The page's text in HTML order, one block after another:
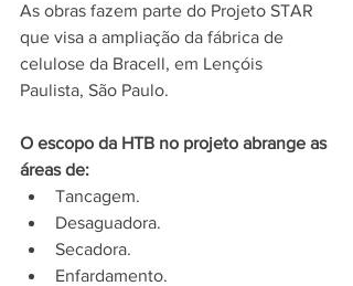
As obras fazem parte do Projeto STAR
que visa a ampliação da fábrica de
celulose da Bracell, em Lençóis
Paulista, São Paulo.
O escopo da HTB no projeto abrange as
áreas de:
Tancagem.
Desaguadora.
Secadora.
Enfardamento.